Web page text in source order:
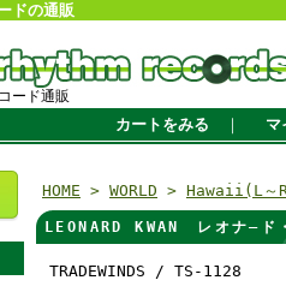
ドの通販
ード通販
カートをみる ｜ マ
HOME > WORLD > Hawaii(L～
LEONARD KWAN レオナ
TRADEWINDS / TS-1128